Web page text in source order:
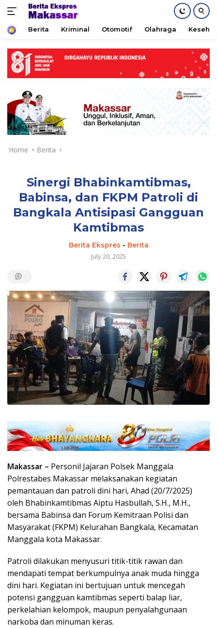
content
HomeBerita Kriminal Otomotif Olahraga
Home Berita
Sinergi Bhabinkamtibmas,
Babinsa, dan FKPM Patroli di
Bangkala Antisipasi Gangguan
Kamtibmas
Berita Ekspres - Berita
July 20, 2025
Makassar – Personil Jajaran Polsek Manggala
Polrestabes Makassar melaksanakan kegiatan
pemantauan dan patroli dini hari, Ahad (20/7/2025)
oleh Bhabinkamtibmas Aiptu Hasbullah, S.H., M.H.,
bersama Babinsa dan Forum Kemitraan Polisi dan
Masyarakat (FKPM) Kelurahan Bangkala, Kecamatan
Manggala kota Makassar.
Patroli dilakukan menyusuri titik-titik rawan dan
mendapati tempat berkumpulnya anak muda hingga
dini hari. Kegiatan ini bertujuan untuk mencegah
potensi gangguan kamtibmas seperti balap liar,
perkelahian kelompok, maupun penyalahgunaan
narkoba dan minuman keras.